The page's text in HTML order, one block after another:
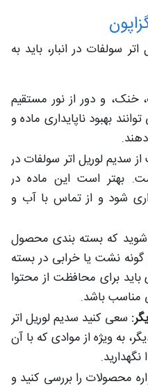
سولفات در انبار، باید به
خنک، و دور از نور مستقیم
بهبود ناپایداری ماده و
سدیم لوریل اتر سولفات در
بهتر است این ماده در
شود و از تماس با آب و
که بسته‌ بندی محصول
نشت یا خرابی در بسته‌
برای محافظت از محتوا
مناسب باشد.
سعی کنید سدیم لوریل اتر
به ویژه از موادی که با آن
محصولات را بررسی کنید و